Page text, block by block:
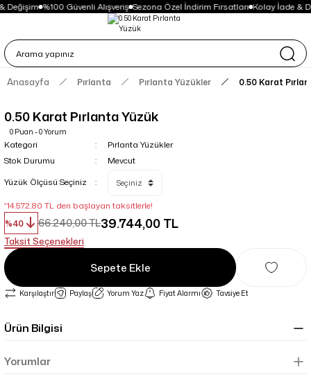
Değişim %100 Güvenli Alışveriş Sezona Özel İndirim Fırsatları Kolay İade &
Anasayfa Pırlanta Pırlanta Yüzükler 0.50 Karat
0.50 Karat Pırlanta Yüzük
0 Puan - 0 Yorum
Kategori
Pırlanta Yüzükler
Stok Durumu
Mevcut
Yüzük Ölçüsü Seçiniz
*14.572,80 TL den başlayan taksitlerle!
%40
66.240,00 TL39.744,00 TL
Taksit Seçenekleri
Sepete Ekle
Karşılaştır Paylaş Yorum Yaz Fiyat Alarmı Tavsiye Et
Ürün Bilgisi
Yorumlar